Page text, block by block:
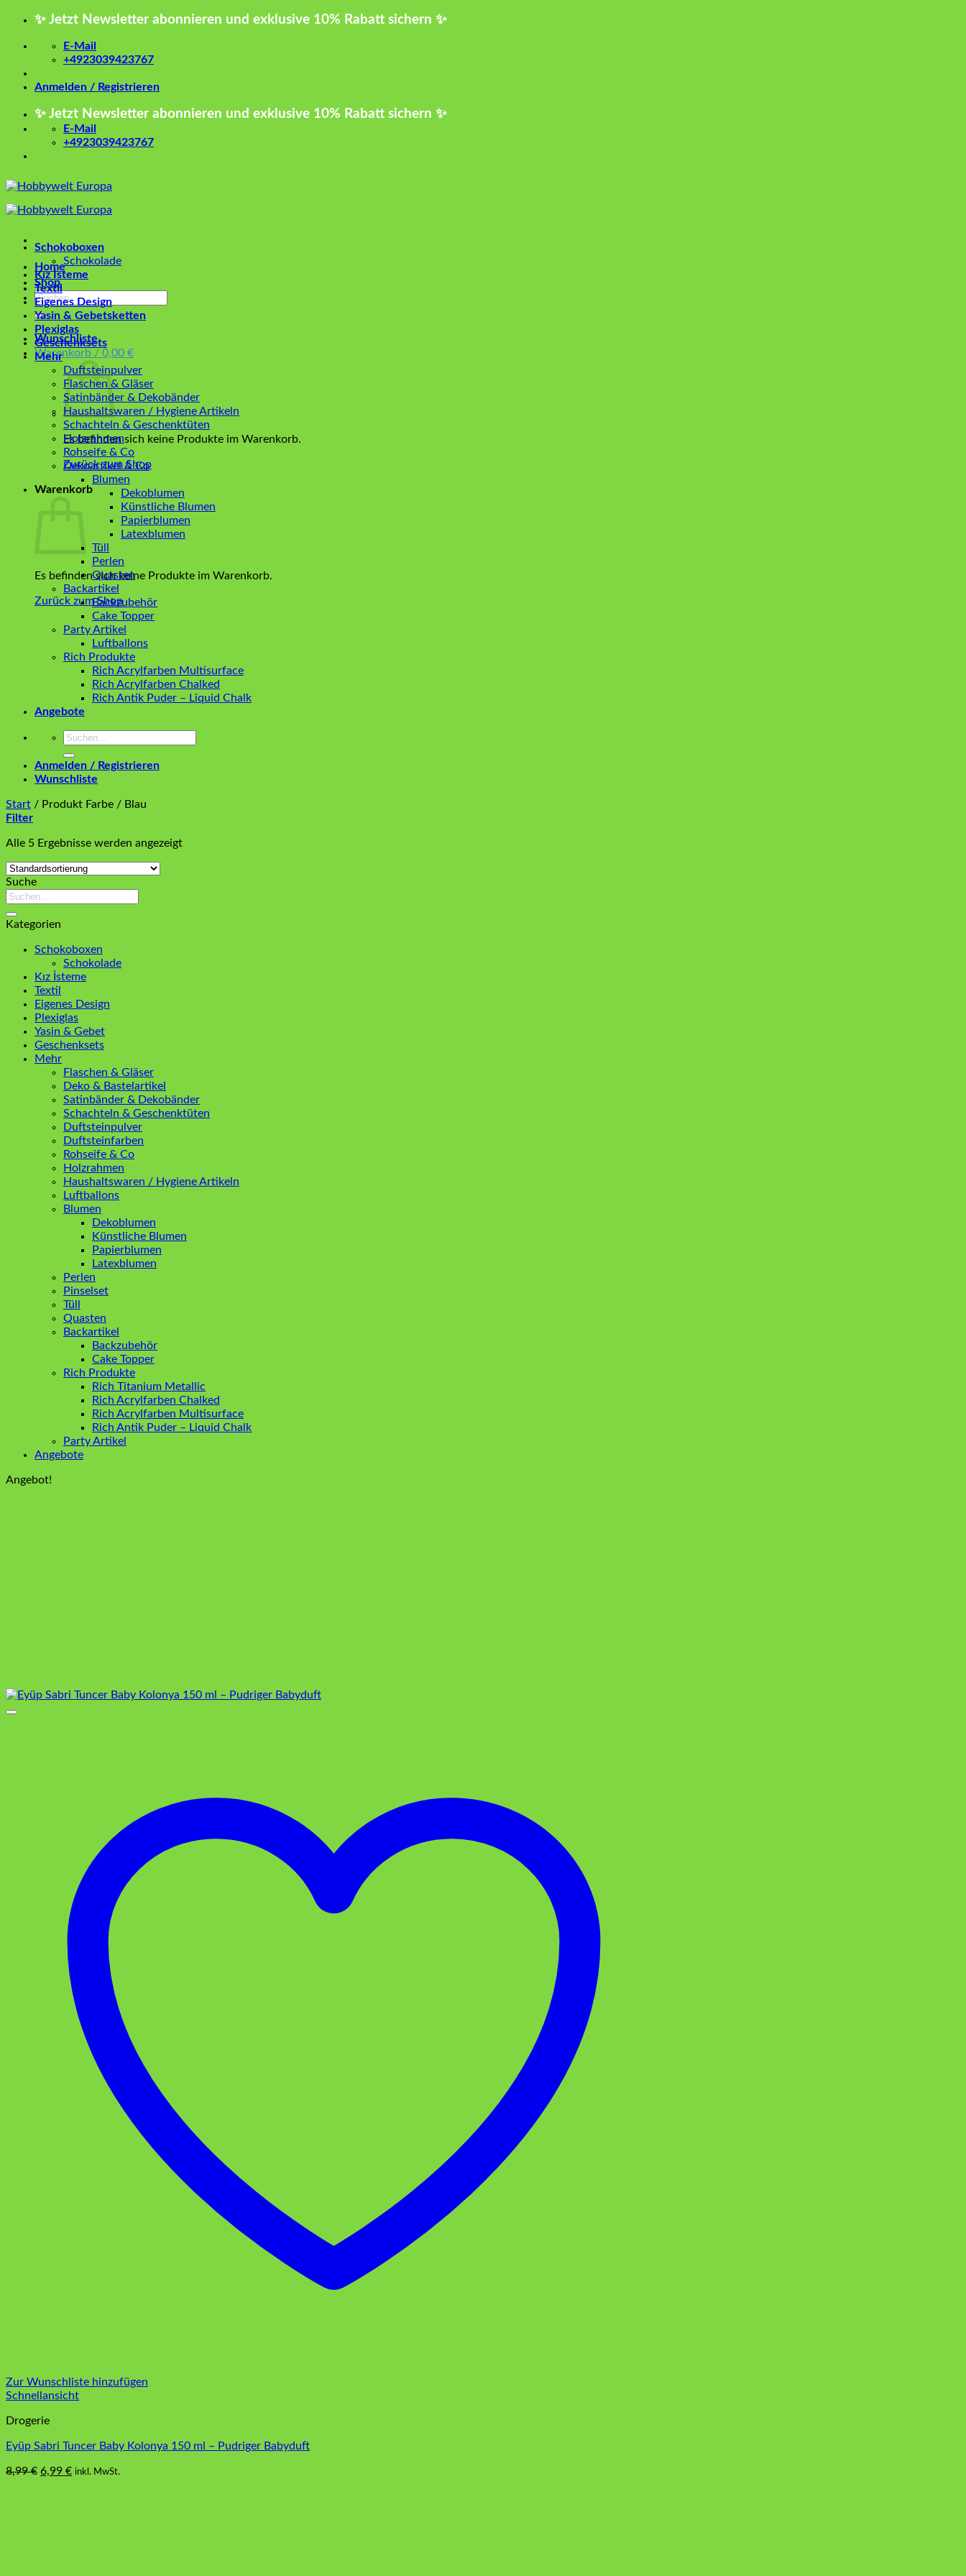
Zum
springen
✨ Jetzt Newsletter abonnieren und exklusive 10% Rabatt sichern ✨
E-Mail
+4923039423767
Anmelden / Registrieren
✨ Jetzt Newsletter abonnieren und exklusive 10% Rabatt sichern ✨
E-Mail
+4923039423767
Home
Shop
Suchen
nach:
Wunschliste
Warenkorb / 0,00 €
Es befinden sich keine Produkte im Warenkorb.
Zurück zum Shop
Warenkorb
Es befinden sich keine Produkte im Warenkorb.
Zurück zum Shop
Schokoboxen
Schokolade
Kız İsteme
Textil
Eigenes Design
Yasin & Gebetsketten
Plexiglas
Geschenksets
Mehr
Duftsteinpulver
Flaschen & Gläser
Satinbänder & Dekobänder
Haushaltswaren / Hygiene Artikeln
Schachteln & Geschenktüten
Holzrahmen
Rohseife & Co
Dekoartikel & Co
Blumen
Dekoblumen
Künstliche Blumen
Papierblumen
Latexblumen
Tüll
Perlen
Quasten
Backartikel
Backzubehör
Cake Topper
Party Artikel
Luftballons
Rich Produkte
Rich Acrylfarben Multisurface
Rich Acrylfarben Chalked
Rich Antik Puder – Liquid Chalk
Angebote
Suchen
Anmelden / Registrieren
Wunschliste
Start / Produkt Farbe / Blau
Filter
Alle 5 Ergebnisse werden angezeigt
Suche
Suchen
Kategorien
Schokoboxen
Schokolade
Kız İsteme
Textil
Eigenes Design
Plexiglas
Yasin & Gebet
Geschenksets
Mehr
Flaschen & Gläser
Deko & Bastelartikel
Satinbänder & Dekobänder
Schachteln & Geschenktüten
Duftsteinpulver
Duftsteinfarben
Rohseife & Co
Holzrahmen
Haushaltswaren / Hygiene Artikeln
Luftballons
Blumen
Dekoblumen
Künstliche Blumen
Papierblumen
Latexblumen
Perlen
Pinselset
Tüll
Quasten
Backartikel
Backzubehör
Cake Topper
Rich Produkte
Rich Titanium Metallic
Rich Acrylfarben Chalked
Rich Acrylfarben Multisurface
Rich Antik Puder – Liquid Chalk
Party Artikel
Angebote
Angebot!
Zur Wunschliste hinzufügen
Schnellansicht
Drogerie
Eyüp Sabri Tuncer Baby Kolonya 150 ml – Pudriger Babyduft
8,99€ Ursprünglicher
6,99 €Aktueller
inkl. MwSt.